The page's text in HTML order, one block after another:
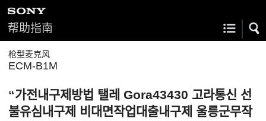
帮助指南
枪型麦克风
ECM-B1M
“가전내구제방법 탤레 Gora43430 고라통신 선
불유심내구제 비대면작업대출내구제 울릉군무작